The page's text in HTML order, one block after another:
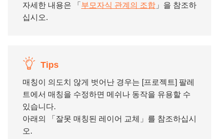
자세한 내용은 「 부모자식 관계의 조합 」을 참조하
십시오.
Tips
매칭이 의도치 않게 벗어난 경우는 [프로젝트] 팔레
트에서 매칭을 수정하면 메쉬나 동작을 유용할 수
있습니다.
아래의 「잘못 매칭된 레이어 교체」를 참조하십시
오.